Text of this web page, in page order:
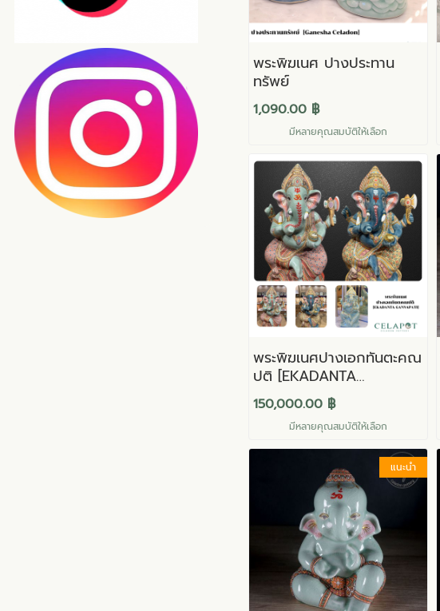
พระพิฆเนศ ปางประทาน
ทรัพย์
1,090.00 ฿
มีหลายคุณสมบัติให้เลือก
พระพิฆเนศปางเอกทันตะคณ
ปติ [EKADANTA
GANNAPATI]
150,000.00 ฿
มีหลายคุณสมบัติให้เลือก
แนะนำ